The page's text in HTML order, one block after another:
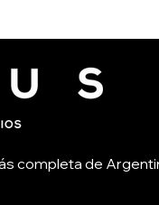
completa de